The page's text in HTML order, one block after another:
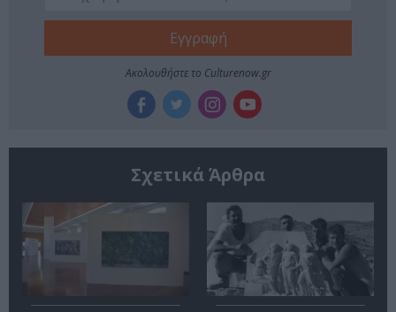
Ακολουθήστε το Culturenow.gr
Σχετικά Άρθρα